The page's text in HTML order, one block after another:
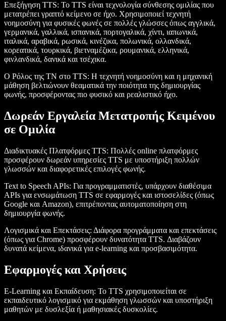
Επεξήγηση TTS: Το TTS είναι τεχνολογία σύνθεσης ομιλίας που
μετατρέπει γραπτό κείμενο σε ήχο. Χρησιμοποιεί τεχνητή
νοημοσύνη για φυσικές φωνές σε πολλές γλώσσες όπως αγγλικά,
γερμανικά, γαλλικά, ισπανικά, πορτογαλικά, χίντι, ιαπωνικά,
ιταλικά, αραβικά, ρωσικά, κινέζικα, πολωνικά, ολλανδικά,
κορεατικά, τουρκικά, βιετναμέζικα, ρουμανικά, ελληνικά,
φινλανδικά, δανικά και τσέχικα.
Ο Ρόλος της ΤΝ στο TTS: Η τεχνητή νοημοσύνη και η μηχανική
μάθηση βελτιώνουν θεαματικά την ποιότητα της δημιουργίας
φωνής, προσφέροντας πιο φυσικό και ρεαλιστικό ήχο.
Δωρεάν Εργαλεία Μετατροπής Κειμένου
σε Ομιλία
Διαδικτυακές Πλατφόρμες TTS: Πολλές online πλατφόρμες
προσφέρουν δωρεάν υπηρεσίες TTS με υποστήριξη πολλών
γλωσσών και διαφορετικές επιλογές φωνής.
Text to Speech APIs: Για προγραμματιστές, υπάρχουν διαθέσιμα
APIs για ενσωμάτωση TTS σε εφαρμογές και ιστοσελίδες (όπως
Google και Amazon), επιτρέποντας αυτοματοποίηση στη
δημιουργία φωνής.
Λογισμικά και Επεκτάσεις: Διάφορα προγράμματα και επεκτάσεις
(όπως για Chrome) προσφέρουν δυνατότητα TTS. Διαβάζουν
δυνατά κείμενα, ιδανικά για e-learning και προσβασιμότητα.
Εφαρμογές και Χρήσεις
E-Learning και Εκπαίδευση: Το TTS χρησιμοποιείται σε
εκπαιδευτικό λογισμικό για εκμάθηση γλωσσών και υποστήριξη
μαθητών με δυσλεξία ή μαθησιακές δυσκολίες.